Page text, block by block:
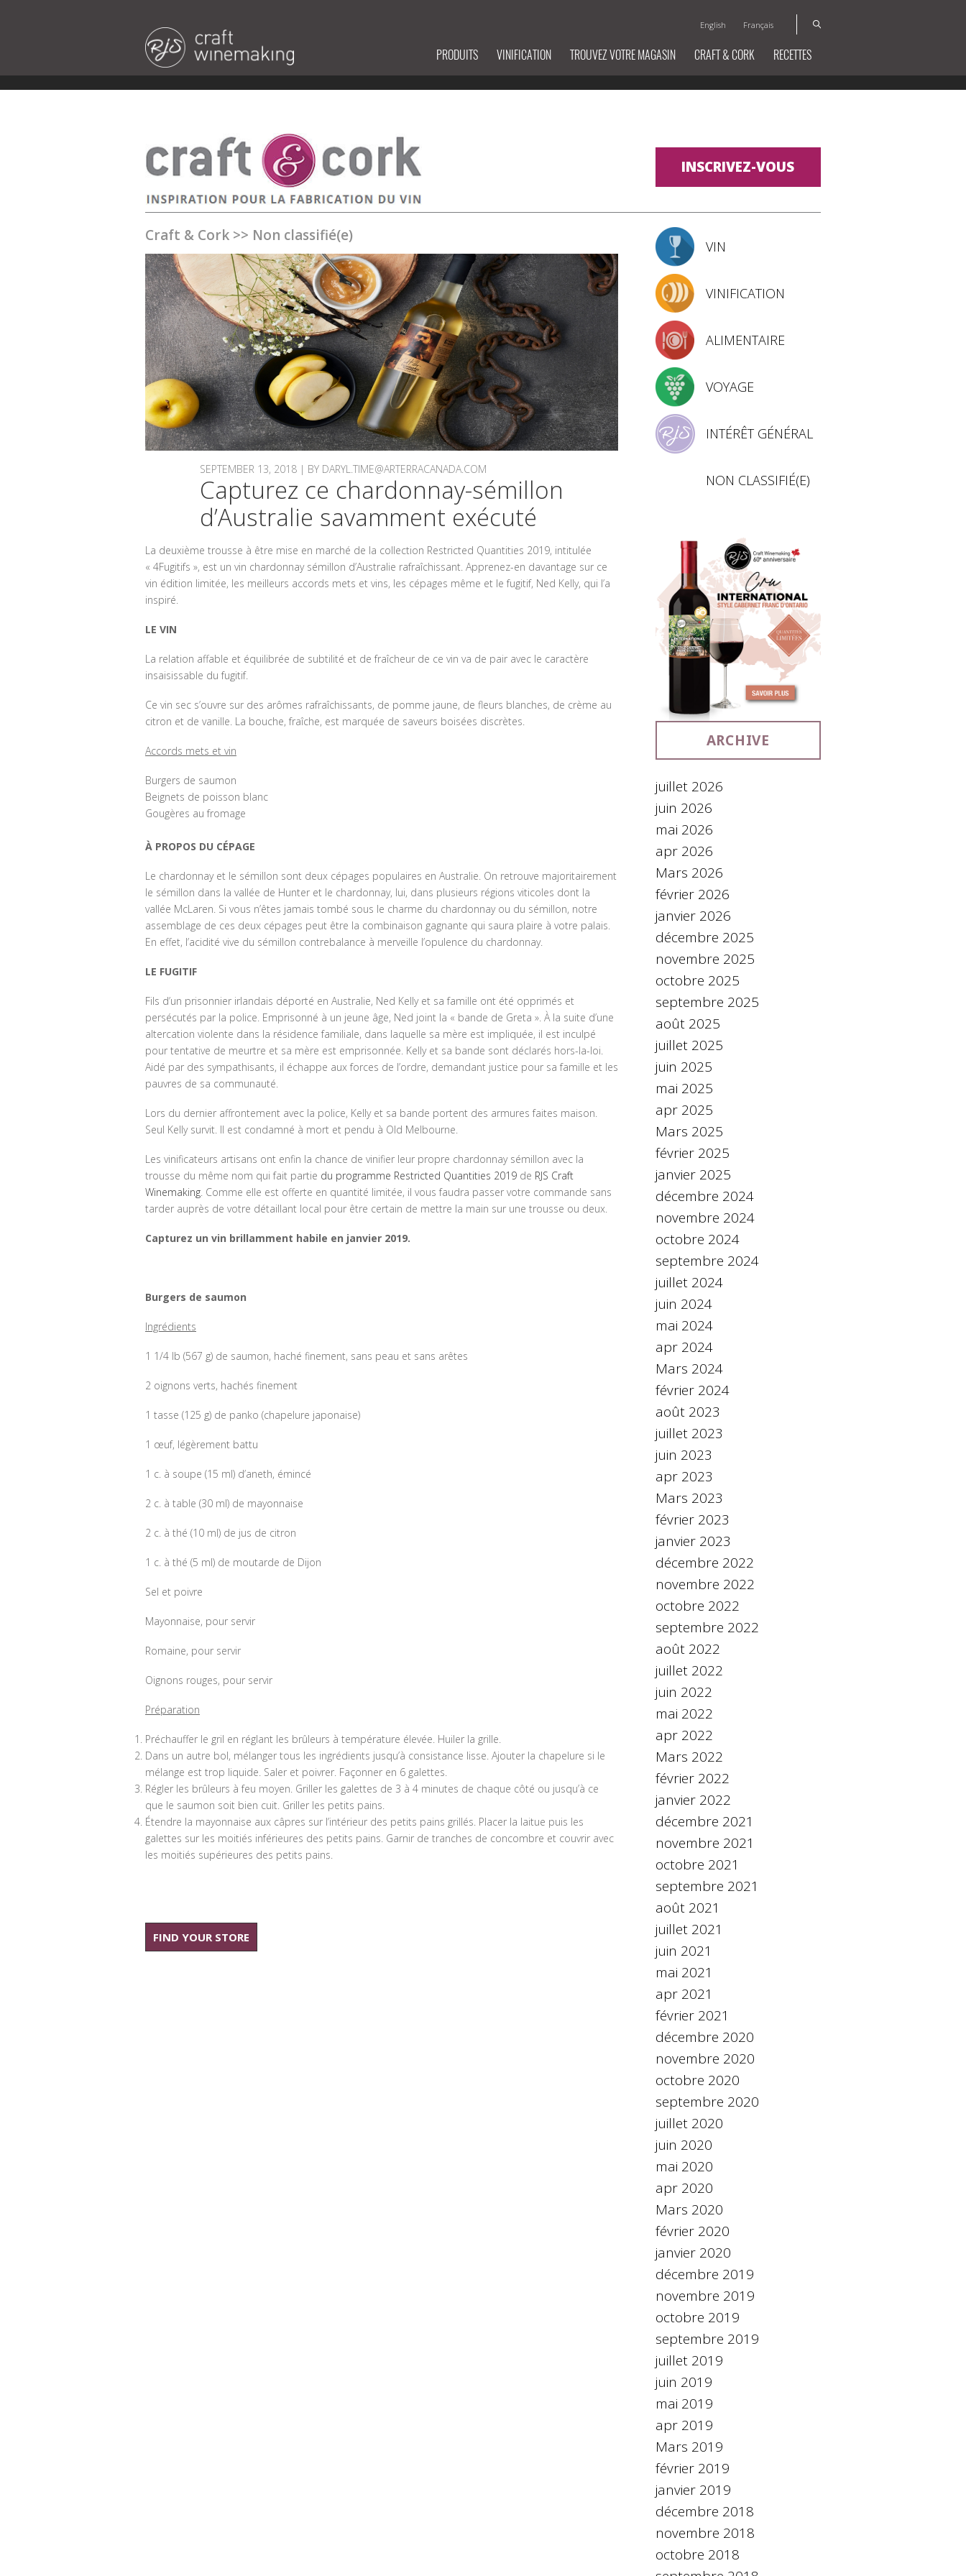
English Français
PRODUITS VINIFICATION TROUVEZ VOTRE MAGASIN CRAFT & CORK RECETTES
INSCRIVEZ-VOUS
Craft & Cork >> Non classifié(e)
SEPTEMBER 13, 2018 | BY DARYL.TIME@ARTERRACANADA.COM
Capturez ce chardonnay-sémillon
d’Australie savamment exécuté
La deuxième trousse à être mise en marché de la collection Restricted Quantities 2019, intitulée
« 4Fugitifs », est un vin chardonnay sémillon d’Australie rafraîchissant. Apprenez-en davantage sur ce
vin édition limitée, les meilleurs accords mets et vins, les cépages même et le fugitif, Ned Kelly, qui l’a
inspiré.
LE VIN
La relation affable et équilibrée de subtilité et de fraîcheur de ce vin va de pair avec le caractère
insaisissable du fugitif.
Ce vin sec s’ouvre sur des arômes rafraîchissants, de pomme jaune, de fleurs blanches, de crème au
citron et de vanille. La bouche, fraîche, est marquée de saveurs boisées discrètes.
Accords mets et vin
Burgers de saumon
Beignets de poisson blanc
Gougères au fromage
À PROPOS DU CÉPAGE
Le chardonnay et le sémillon sont deux cépages populaires en Australie. On retrouve majoritairement
le sémillon dans la vallée de Hunter et le chardonnay, lui, dans plusieurs régions viticoles dont la
vallée McLaren. Si vous n’êtes jamais tombé sous le charme du chardonnay ou du sémillon, notre
assemblage de ces deux cépages peut être la combinaison gagnante qui saura plaire à votre palais.
En effet, l’acidité vive du sémillon contrebalance à merveille l’opulence du chardonnay.
LE FUGITIF
Fils d’un prisonnier irlandais déporté en Australie, Ned Kelly et sa famille ont été opprimés et
persécutés par la police. Emprisonné à un jeune âge, Ned joint la « bande de Greta ». À la suite d’une
altercation violente dans la résidence familiale, dans laquelle sa mère est impliquée, il est inculpé
pour tentative de meurtre et sa mère est emprisonnée. Kelly et sa bande sont déclarés hors-la-loi.
Aidé par des sympathisants, il échappe aux forces de l’ordre, demandant justice pour sa famille et les
pauvres de sa communauté.
Lors du dernier affrontement avec la police, Kelly et sa bande portent des armures faites maison.
Seul Kelly survit. Il est condamné à mort et pendu à Old Melbourne.
Les vinificateurs artisans ont enfin la chance de vinifier leur propre chardonnay sémillon avec la
trousse du même nom qui fait partie du programme Restricted Quantities 2019 de RJS Craft
Winemaking. Comme elle est offerte en quantité limitée, il vous faudra passer votre commande sans
tarder auprès de votre détaillant local pour être certain de mettre la main sur une trousse ou deux.
Capturez un vin brillamment habile en janvier 2019.
Burgers de saumon
Ingrédients
1 1/4 lb (567 g) de saumon, haché finement, sans peau et sans arêtes
2 oignons verts, hachés finement
1 tasse (125 g) de panko (chapelure japonaise)
1 œuf, légèrement battu
1 c. à soupe (15 ml) d’aneth, émincé
2 c. à table (30 ml) de mayonnaise
2 c. à thé (10 ml) de jus de citron
1 c. à thé (5 ml) de moutarde de Dijon
Sel et poivre
Mayonnaise, pour servir
Romaine, pour servir
Oignons rouges, pour servir
Préparation
Préchauffer le gril en réglant les brûleurs à température élevée. Huiler la grille.
Dans un autre bol, mélanger tous les ingrédients jusqu’à consistance lisse. Ajouter la chapelure si le
mélange est trop liquide. Saler et poivrer. Façonner en 6 galettes.
Régler les brûleurs à feu moyen. Griller les galettes de 3 à 4 minutes de chaque côté ou jusqu’à ce
que le saumon soit bien cuit. Griller les petits pains.
Étendre la mayonnaise aux câpres sur l’intérieur des petits pains grillés. Placer la laitue puis les
galettes sur les moitiés inférieures des petits pains. Garnir de tranches de concombre et couvrir avec
les moitiés supérieures des petits pains.
FIND YOUR STORE
VIN
VINIFICATION
ALIMENTAIRE
VOYAGE
INTÉRÊT GÉNÉRAL
NON CLASSIFIÉ(E)
ARCHIVE
juillet 2026
juin 2026
mai 2026
apr 2026
Mars 2026
février 2026
janvier 2026
décembre 2025
novembre 2025
octobre 2025
septembre 2025
août 2025
juillet 2025
juin 2025
mai 2025
apr 2025
Mars 2025
février 2025
janvier 2025
décembre 2024
novembre 2024
octobre 2024
septembre 2024
juillet 2024
juin 2024
mai 2024
apr 2024
Mars 2024
février 2024
août 2023
juillet 2023
juin 2023
apr 2023
Mars 2023
février 2023
janvier 2023
décembre 2022
novembre 2022
octobre 2022
septembre 2022
août 2022
juillet 2022
juin 2022
mai 2022
apr 2022
Mars 2022
février 2022
janvier 2022
décembre 2021
novembre 2021
octobre 2021
septembre 2021
août 2021
juillet 2021
juin 2021
mai 2021
apr 2021
février 2021
décembre 2020
novembre 2020
octobre 2020
septembre 2020
juillet 2020
juin 2020
mai 2020
apr 2020
Mars 2020
février 2020
janvier 2020
décembre 2019
novembre 2019
octobre 2019
septembre 2019
juillet 2019
juin 2019
mai 2019
apr 2019
Mars 2019
février 2019
janvier 2019
décembre 2018
novembre 2018
octobre 2018